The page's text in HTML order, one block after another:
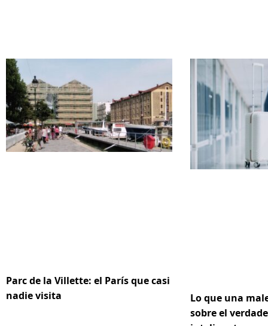
Parc de la Villette: el París que casi
nadie visita
Lo que una
sobre el